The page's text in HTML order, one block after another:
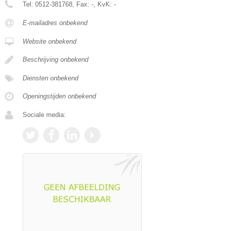
Tel: 0512-381768, Fax: -, KvK: -
E-mailadres onbekend
Website onbekend
Beschrijving onbekend
Diensten onbekend
Openingstijden onbekend
Sociale media: